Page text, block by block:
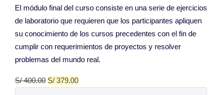
El módulo final del curso consiste en una serie de ejercicios
de laboratorio que requieren que los participantes apliquen
su conocimiento de los cursos precedentes con el fin de
cumplir con requerimientos de proyectos y resolver
problemas del mundo real.
S/400.00 S/ 379.00